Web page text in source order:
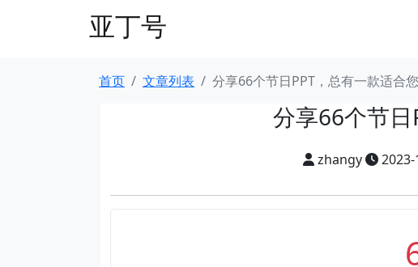
亚丁号
首页 文章列表 分享66个节日PPT，总有一款适合您
分享66个节
zhangy 2023-